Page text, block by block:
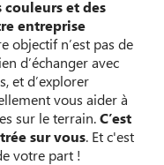
et des
entreprise
objectif n’est pas de
d’échanger avec
et d’explorer
vous aider à
sur le terrain.C’est
sur vous. Et c'est
votre part !